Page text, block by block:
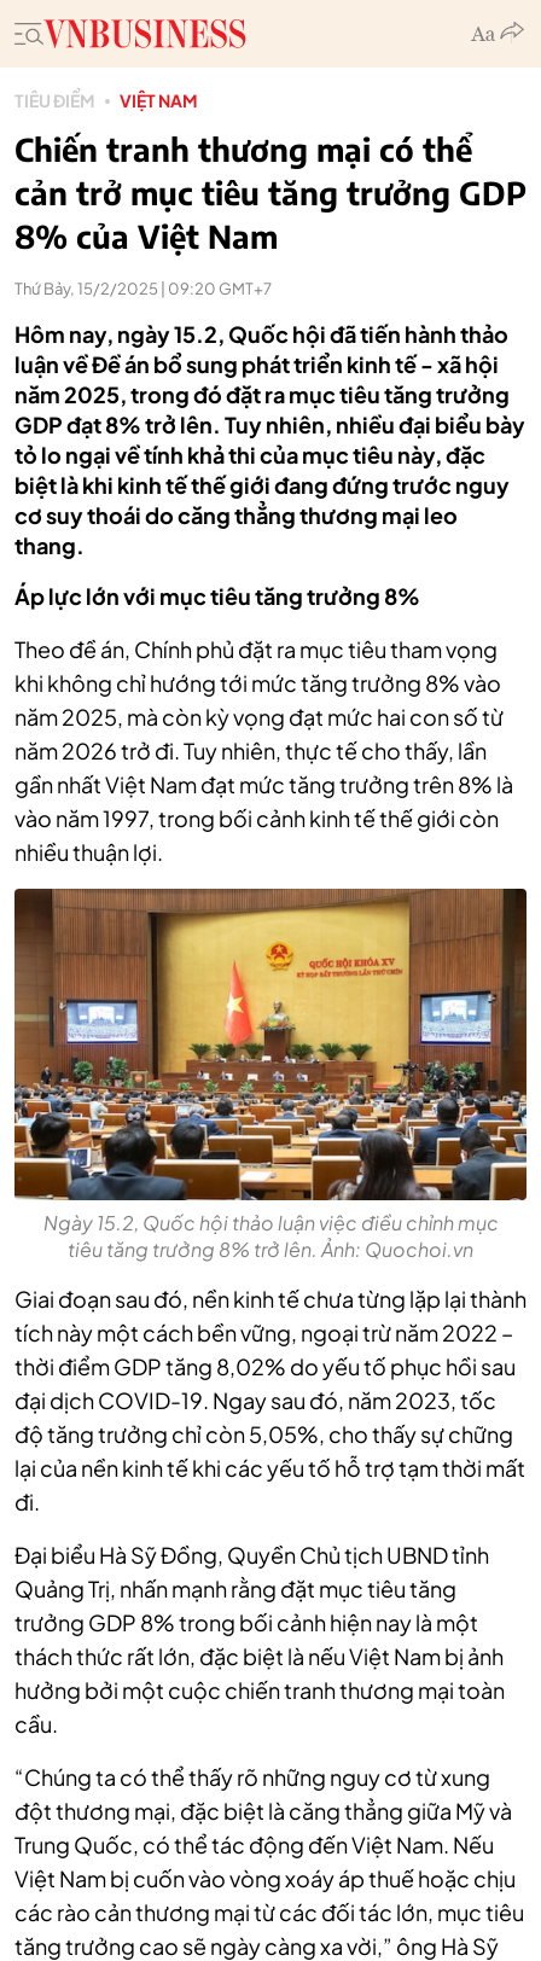
TIÊU ĐIỂM VIỆT NAM
Chiến tranh thương mại có thể
cản trở mục tiêu tăng trưởng GDP
8% của Việt Nam
Thứ Bảy, 15/2/2025 | 09:20 GMT+7
Hôm nay, ngày 15.2, Quốc hội đã tiến hành thảo
luận về Đề án bổ sung phát triển kinh tế - xã hội
năm 2025, trong đó đặt ra mục tiêu tăng trưởng
GDP đạt 8% trở lên. Tuy nhiên, nhiều đại biểu bày
tỏ lo ngại về tính khả thi của mục tiêu này, đặc
biệt là khi kinh tế thế giới đang đứng trước nguy
cơ suy thoái do căng thẳng thương mại leo
thang.
Áp lực lớn với mục tiêu tăng trưởng 8%
Theo đề án, Chính phủ đặt ra mục tiêu tham vọng
khi không chỉ hướng tới mức tăng trưởng 8% vào
năm 2025, mà còn kỳ vọng đạt mức hai con số từ
năm 2026 trở đi. Tuy nhiên, thực tế cho thấy, lần
gần nhất Việt Nam đạt mức tăng trưởng trên 8% là
vào năm 1997, trong bối cảnh kinh tế thế giới còn
nhiều thuận lợi.
Ngày 15.2, Quốc hội thảo luận việc điều chỉnh mục
tiêu tăng trưởng 8% trở lên. Ảnh: Quochoi.vn
Giai đoạn sau đó, nền kinh tế chưa từng lặp lại thành
tích này một cách bền vững, ngoại trừ năm 2022 –
thời điểm GDP tăng 8,02% do yếu tố phục hồi sau
đại dịch COVID-19. Ngay sau đó, năm 2023, tốc
độ tăng trưởng chỉ còn 5,05%, cho thấy sự chững
lại của nền kinh tế khi các yếu tố hỗ trợ tạm thời mất
đi.
Đại biểu Hà Sỹ Đồng, Quyền Chủ tịch UBND tỉnh
Quảng Trị, nhấn mạnh rằng đặt mục tiêu tăng
trưởng GDP 8% trong bối cảnh hiện nay là một
thách thức rất lớn, đặc biệt là nếu Việt Nam bị ảnh
hưởng bởi một cuộc chiến tranh thương mại toàn
cầu.
“Chúng ta có thể thấy rõ những nguy cơ từ xung
đột thương mại, đặc biệt là căng thẳng giữa Mỹ và
Trung Quốc, có thể tác động đến Việt Nam. Nếu
Việt Nam bị cuốn vào vòng xoáy áp thuế hoặc chịu
các rào cản thương mại từ các đối tác lớn, mục tiêu
tăng trưởng cao sẽ ngày càng xa vời,” ông Hà Sỹ